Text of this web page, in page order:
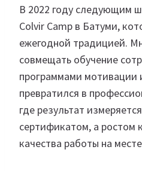
В 2022 году следующим
Colvir Camp в Батуми,
ежегодной традицией.
совмещать обучение
программами мотивации
превратился в
где результат
сертификатом, а ростом
качества работы на